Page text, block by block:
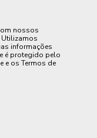
nossos
Utilizamos
informações
é protegido pelo
e os Termos de